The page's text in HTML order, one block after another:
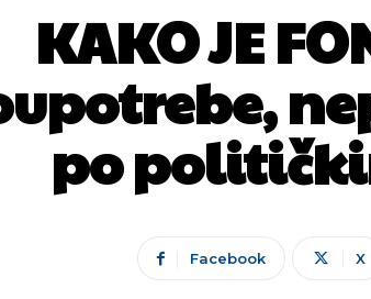
KAKO JE
po
Facebook X